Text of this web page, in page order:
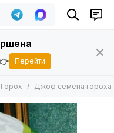
Перейти
Горох Джоф семена гороха